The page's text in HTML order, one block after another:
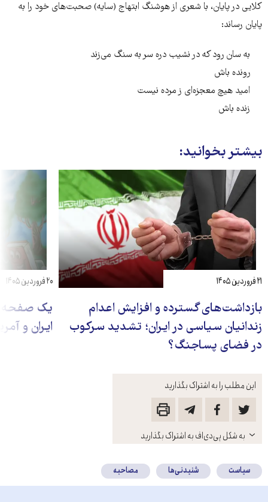
این مطلب را به اشتراک بگذارید
باز
کنید
به شکل پی‌دی‌اف به اشتراک بگذارید
کلایی در پایان، با شعری از هوشنگ ابتهاج (سایه) صحبت‌های خود را به
پایان رساند:
به سان رود که در نشیب دره سر به سنگ می‌زند
رونده باش
امید هیچ معجزه‌ای ز مرده نیست
زنده باش
بیشتر بخوانید:
بازداشت‌های گسترده و افزایش اعدام
زندانیان سیاسی در ایران؛ تشدید سرکوب
در فضای پساجنگ؟
۲۱ فروردین ۱۴۰۵
یک صفحه
ایران و
۲۰ فروردین ۱۴۰۵
سیاست شنیدنی‌ها مصاحبه